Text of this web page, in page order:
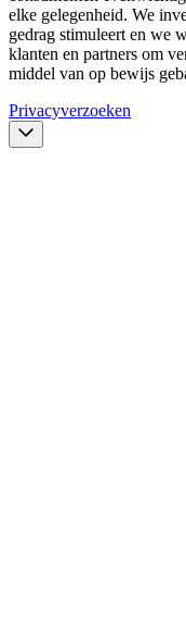
elke gelegenheid. We
gedrag stimuleert en we
klanten en partners om
middel van op bewijs
Privacyverzoeken